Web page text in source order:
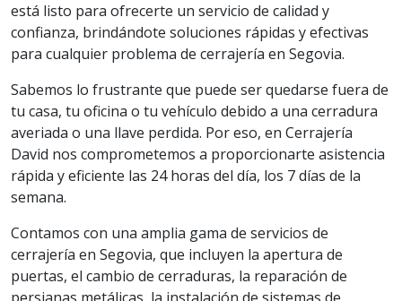
está listo para ofrecerte un servicio de calidad y
confianza, brindándote soluciones rápidas y efectivas
para cualquier problema de cerrajería en Segovia.
Sabemos lo frustrante que puede ser quedarse fuera de
tu casa, tu oficina o tu vehículo debido a una cerradura
averiada o una llave perdida. Por eso, en Cerrajería
David nos comprometemos a proporcionarte asistencia
rápida y eficiente las 24 horas del día, los 7 días de la
semana.
Contamos con una amplia gama de servicios de
cerrajería en Segovia, que incluyen la apertura de
puertas, el cambio de cerraduras, la reparación de